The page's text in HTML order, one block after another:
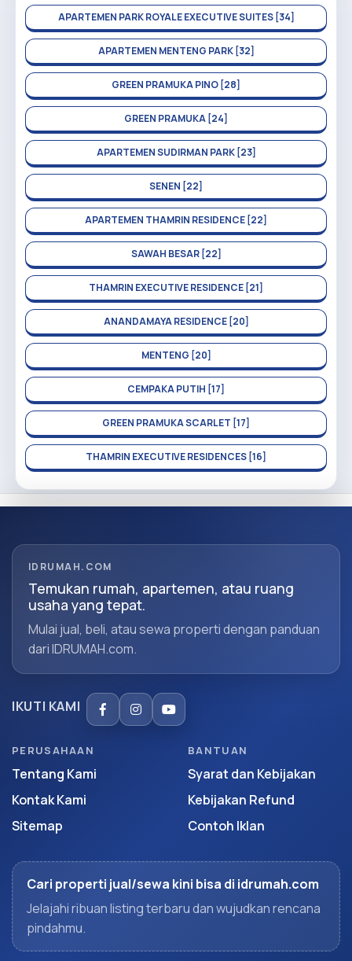
APARTEMEN PARK ROYALE EXECUTIVE SUITES [34]
APARTEMEN MENTENG PARK [32]
GREEN PRAMUKA PINO [28]
GREEN PRAMUKA [24]
APARTEMEN SUDIRMAN PARK [23]
SENEN [22]
APARTEMEN THAMRIN RESIDENCE [22]
SAWAH BESAR [22]
THAMRIN EXECUTIVE RESIDENCE [21]
ANANDAMAYA RESIDENCE [20]
MENTENG [20]
CEMPAKA PUTIH [17]
GREEN PRAMUKA SCARLET [17]
THAMRIN EXECUTIVE RESIDENCES [16]
IDRUMAH.COM
Temukan rumah, apartemen, atau ruang
usaha yang tepat.
Mulai jual, beli, atau sewa properti dengan panduan
dari IDRUMAH.com.
IKUTI KAMI
PERUSAHAAN
Tentang Kami
Kontak Kami
Sitemap
BANTUAN
Syarat dan Kebijakan
Kebijakan Refund
Contoh Iklan
Cari properti jual/sewa kini bisa di idrumah.com
Jelajahi ribuan listing terbaru dan wujudkan rencana
pindahmu.